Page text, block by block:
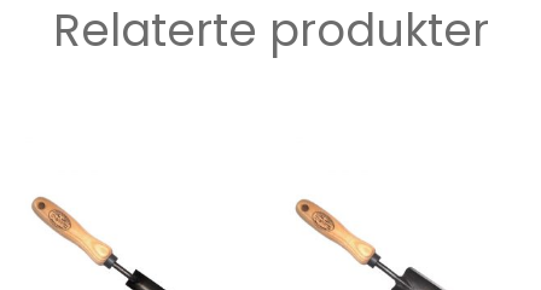
Relaterte produkter